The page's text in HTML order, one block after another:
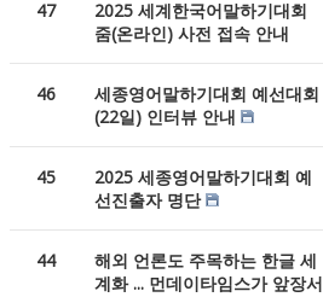
47
2025 세계한국어말하기대회
줌(온라인) 사전 접속 안내
46
세종영어말하기대회 예선대회
(22일) 인터뷰 안내
45
2025 세종영어말하기대회 예
선진출자 명단
44
해외 언론도 주목하는 한글 세
계화 ... 먼데이타임스가 앞장서